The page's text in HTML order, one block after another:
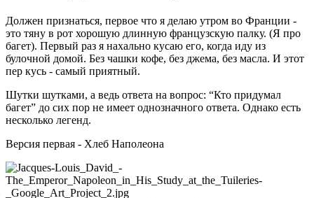
Должен признаться, первое что я делаю утром во Франции -
это тяну в рот хорошую длинную французскую палку. (Я про
багет). Первый раз я нахально кусаю его, когда иду из
булочной домой. Без чашки кофе, без джема, без масла. И этот
пер кусь - самый приятный.
Шутки шутками, а ведь ответа на вопрос: “Кто придумал
багет” до сих пор не имеет однозначного ответа. Однако есть
несколько легенд.
Версия первая - Хлеб Наполеона